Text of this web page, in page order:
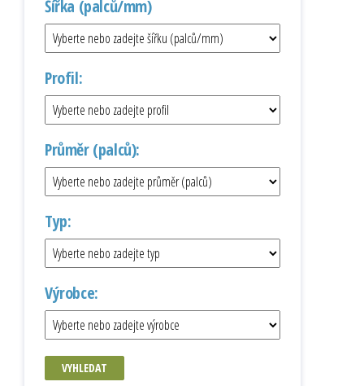
Šířka (palců/mm)
Profil:
Průměr (palců):
Typ:
Výrobce:
VYHLEDAT